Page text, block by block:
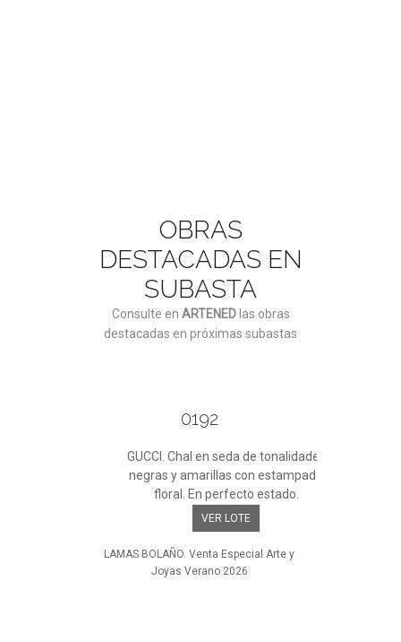
OBRAS
DESTACADAS EN
SUBASTA
Consulte en ARTENEDlas obras
destacadas en próximas subastas
0192
GUCCI. Chal en seda de tonalidades
negras y amarillas con estampado
floral. En perfecto estado.
VER LOTE
LAMAS BOLAÑO. Venta Especial Arte y
Joyas Verano 2026